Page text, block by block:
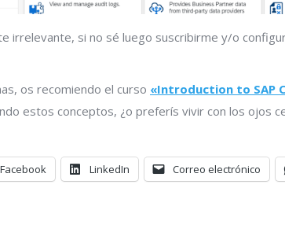
irrelevante, si no sé luego suscribirme y/o
os recomiendo el curso «Introduction to SAP
estos conceptos, ¿o preferís vivir con los ojos
Facebook LinkedIn Correo electrónico